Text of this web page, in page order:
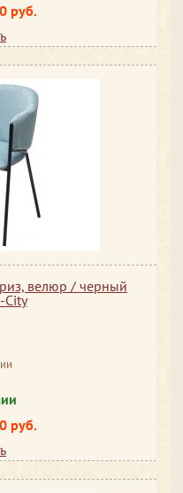
руб.
велюр / черный
City
руб.